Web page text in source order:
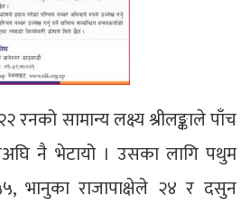
रनको सामान्य लक्ष्य श्रीलङ्काले पाँच
नै भेटायो । उसका लागि पथुम
भानुका राजापाक्षेले २४ र दसुन